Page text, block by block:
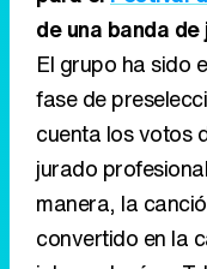
de una banda
El grupo ha sido
fase de
cuenta los votos
jurado
manera, la
convertido en la